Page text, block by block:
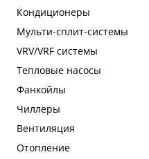
Кондиционеры
Мульти-сплит-системы
VRV/VRF системы
Тепловые насосы
Фанкойлы
Чиллеры
Вентиляция
Отопление